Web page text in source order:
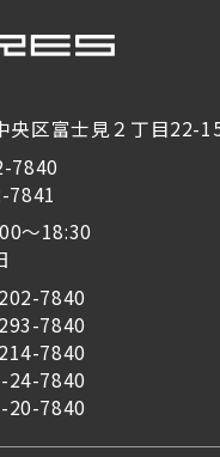
央区富士見２丁目22-
7840
7841
～18:30
7840
7840
7840
24-7840
20-7840